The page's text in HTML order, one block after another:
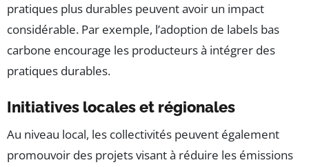
pratiques plus durables peuvent avoir un impact
considérable. Par exemple, l’adoption de labels bas
carbone encourage les producteurs à intégrer des
pratiques durables.
Initiatives locales et régionales
Au niveau local, les collectivités peuvent également
promouvoir des projets visant à réduire les émissions